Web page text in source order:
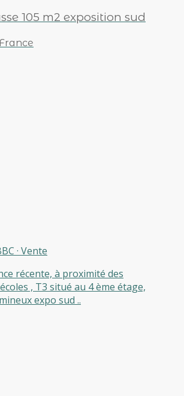
105 m2 exposition sud
· Vente
récente, à proximité des
, T3 situé au 4 ème étage,
expo sud ..